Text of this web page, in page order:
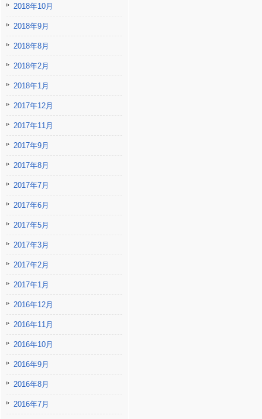
2018年10月
2018年9月
2018年8月
2018年2月
2018年1月
2017年12月
2017年11月
2017年9月
2017年8月
2017年7月
2017年6月
2017年5月
2017年3月
2017年2月
2017年1月
2016年12月
2016年11月
2016年10月
2016年9月
2016年8月
2016年7月